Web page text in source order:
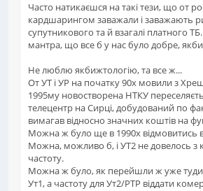
Часто натикаєшся на такі тези, що от
кардшарингом заважали і заважають
супутникового та й взагалі платного
мантра, що все б у нас було добре,
Не люблю якбижтологію, та все ж...
От УТ і УР на початку 90х мовили з
1995му новостворена НТКУ
телецентр на Сирці, добудований по
вимагав відносно значних коштів на
Можна ж було ще в 1990х відмовитись
Можна, можливо б, і УТ2 не довелось з
частоту.
Можна ж було, як перейшли ж уже
Ут1, а частоту для Ут2/РТР віддати